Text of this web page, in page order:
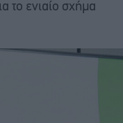
το ενιαίο σχήμα